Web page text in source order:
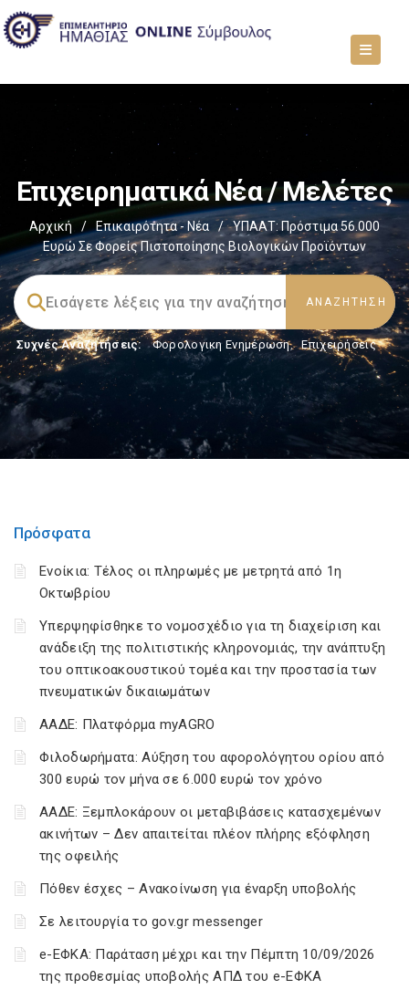
Επιχειρηματικά Νέα / Μελέτες
Αρχική / Επικαιρότητα - Νέα /
ΥΠΑΑΤ: Πρόστιμα 56.000
Ευρώ Σε Φορείς Πιστοποίησης Βιολογικών Προϊόντων
Συχνές Αναζητήσεις: Φορολογικη Ενημέρωση, Επιχειρήσεις
Πρόσφατα
Ενοίκια: Τέλος οι πληρωμές με μετρητά από 1η
Οκτωβρίου
Υπερψηφίσθηκε το νομοσχέδιο για τη διαχείριση και
ανάδειξη της πολιτιστικής κληρονομιάς, την ανάπτυξη
του οπτικοακουστικού τομέα και την προστασία των
πνευματικών δικαιωμάτων
ΑΑΔΕ: Πλατφόρμα myAGRO
Φιλοδωρήματα: Αύξηση του αφορολόγητου ορίου από
300 ευρώ τον μήνα σε 6.000 ευρώ τον χρόνο
ΑΑΔΕ: Ξεμπλοκάρουν οι μεταβιβάσεις κατασχεμένων
ακινήτων – Δεν απαιτείται πλέον πλήρης εξόφληση
της οφειλής
Πόθεν έσχες – Ανακοίνωση για έναρξη υποβολής
Σε λειτουργία το gov.gr messenger
e-ΕΦΚΑ: Παράταση μέχρι και την Πέμπτη 10/09/2026
της προθεσμίας υποβολής ΑΠΔ του e-ΕΦΚΑ